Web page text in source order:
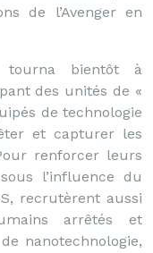
de l’Avenger en
tourna bientôt à
des unités de «
de technologie
et capturer les
renforcer leurs
l’influence du
recrutèrent aussi
arrêtés et
nanotechnologie,